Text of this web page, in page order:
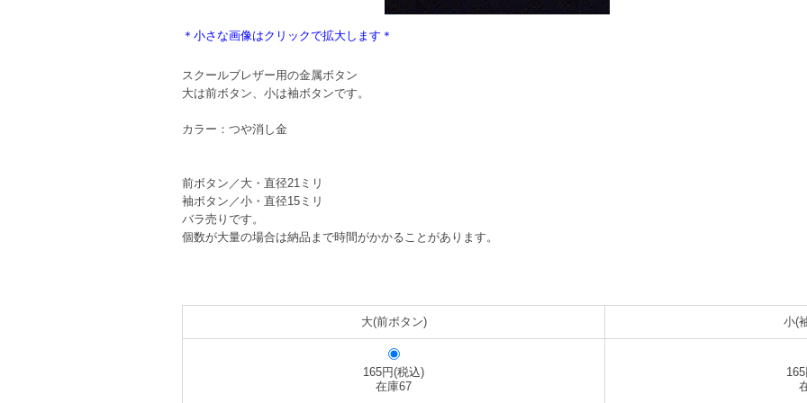
＊小さな画像はクリックで拡大します＊
スクールブレザー用の金属ボタン
大は前ボタン、小は袖ボタンです。
カラー：つや消し金
前ボタン／大・直径21ミリ
袖ボタン／小・直径15ミリ
バラ売りです。
個数が大量の場合は納品まで時間がかかることがあります。
大(前ボタン) 小(
165円(税込)
在庫67